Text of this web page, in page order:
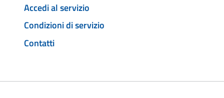
Accedi al servizio
Condizioni di servizio
Contatti